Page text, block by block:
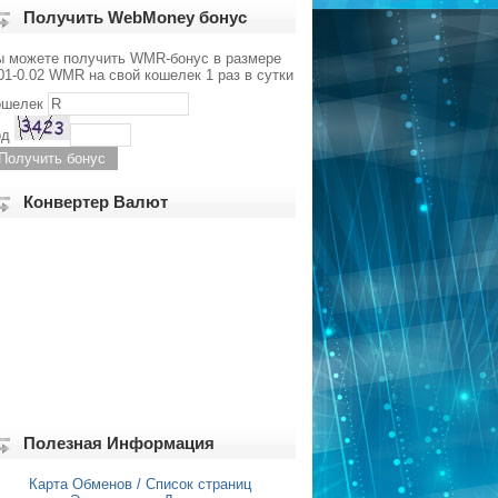
Получить WebMoney бонус
можете получить WMR-бонус в размере
0.02 WMR на свой кошелек 1 раз в сутки
Конвертер Валют
Полезная Информация
Карта Обменов / Список страниц